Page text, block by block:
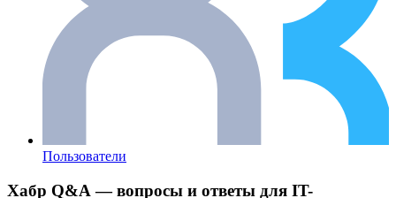
Пользователи
Хабр Q&A — вопросы и ответы для IT-